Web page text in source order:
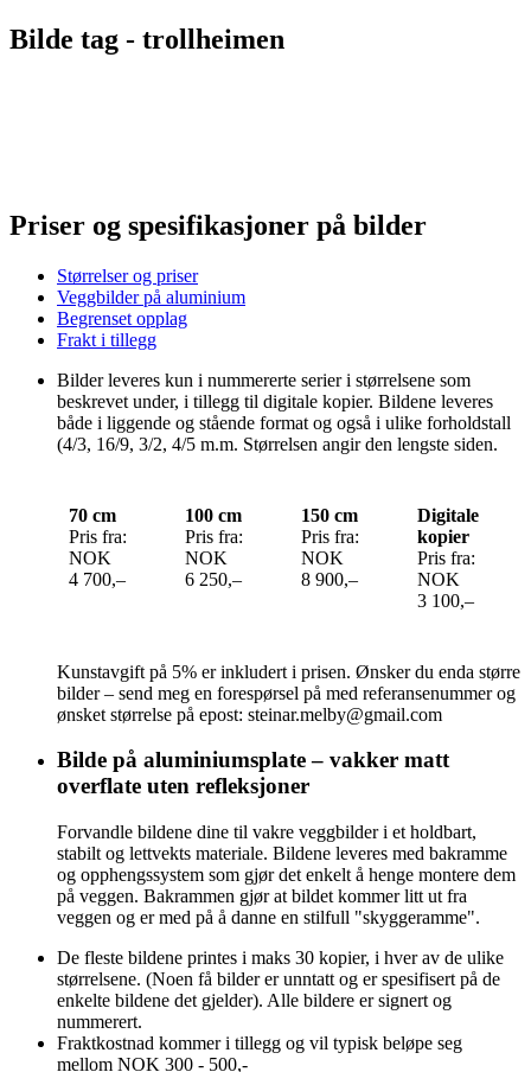
Bilde tag - trollheimen
Priser og spesifikasjoner på bilder
Størrelser og priser
Veggbilder på aluminium
Begrenset opplag
Frakt i tillegg
Bilder leveres kun i nummererte serier i størrelsene som
beskrevet under, i tillegg til digitale kopier. Bildene leveres
både i liggende og stående format og også i ulike forholdstall
(4/3, 16/9, 3/2, 4/5 m.m. Størrelsen angir den lengste siden.
70 cm
Pris fra:
NOK
4 700,–
100 cm
Pris fra:
NOK
6 250,–
150 cm
Pris fra:
NOK
8 900,–
Digitale
kopier
Pris fra:
NOK
3 100,–
Kunstavgift på 5% er inkludert i prisen. Ønsker du enda større
bilder – send meg en forespørsel på med referansenummer og
ønsket størrelse på epost: steinar.melby@gmail.com
Bilde på aluminiumsplate – vakker matt
overflate uten refleksjoner
Forvandle bildene dine til vakre veggbilder i et holdbart,
stabilt og lettvekts materiale. Bildene leveres med bakramme
og opphengssystem som gjør det enkelt å henge montere dem
på veggen. Bakrammen gjør at bildet kommer litt ut fra
veggen og er med på å danne en stilfull "skyggeramme".
De fleste bildene printes i maks 30 kopier, i hver av de ulike
størrelsene. (Noen få bilder er unntatt og er spesifisert på de
enkelte bildene det gjelder). Alle bildere er signert og
nummerert.
Fraktkostnad kommer i tillegg og vil typisk beløpe seg
mellom NOK 300 - 500,-